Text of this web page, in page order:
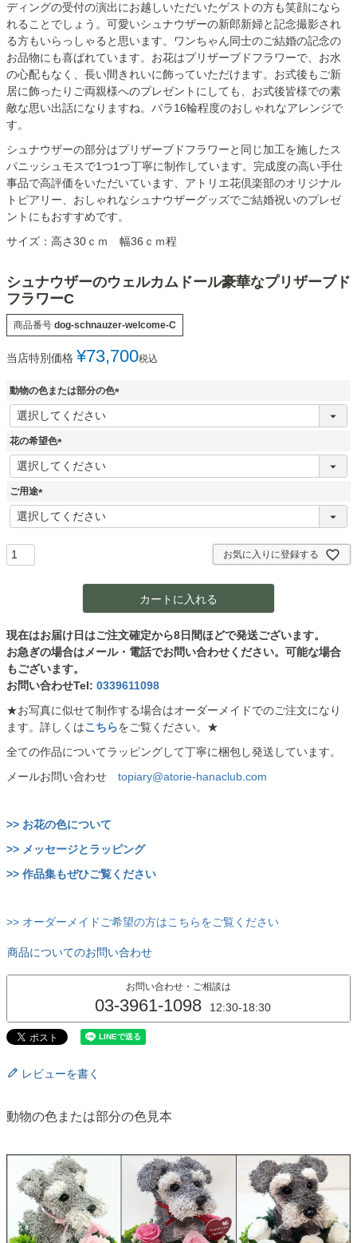
ディングの受付の演出にお越しいただいたゲストの方も笑顔になら
れることでしょう。可愛いシュナウザーの新郎新婦と記念撮影され
る方もいらっしゃると思います。ワンちゃん同士のご結婚の記念の
お品物にも喜ばれています。お花はプリザーブドフラワーで、お水
の心配もなく、長い間きれいに飾っていただけます。お式後もご新
居に飾ったりご両親様へのプレゼントにしても、お式後皆様での素
敵な思い出話になりますね。バラ16輪程度のおしゃれなアレンジで
す。
シュナウザーの部分はプリザーブドフラワーと同じ加工を施したス
パニッシュモスで1つ1つ丁寧に制作しています。完成度の高い手仕
事品で高評価をいただいています、アトリエ花倶楽部のオリジナル
トピアリー、おしゃれなシュナウザーグッズでご結婚祝いのプレゼ
ントにもおすすめです。
サイズ：高さ30ｃｍ 幅36ｃｍ程
シュナウザーのウェルカムドール豪華なプリザーブド
フラワーC
商品番号 dog-schnauzer-welcome-C
当店特別価格 ¥73,700税込
動物の色または部分の色
(
花の希望色
(
必
ご用途
(
必
お気に入りに登録する
カートに入れる
現在はお届け日はご注文確定から8日間ほどで発送ございます。
お急ぎの場合はメール・電話でお問い合わせください。可能な場合
もございます。
お問い合わせTel: 0339611098
★お写真に似せて制作する場合はオーダーメイドでのご注文になり
ます。詳しくはこちらをご覧ください。★
全ての作品についてラッピングして丁寧に梱包し発送しています。
メールお問い合わせ topiary@atorie-hanaclub.com
>> お花の色について
>> メッセージとラッピング
>> 作品集もぜひご覧ください
>> オーダーメイドご希望の方はこちらをご覧ください
商品についてのお問い合わせ
お問い合わせ・ご相談は
03-3961-1098 12:30-18:30
レビューを書く
動物の色または部分の色見本